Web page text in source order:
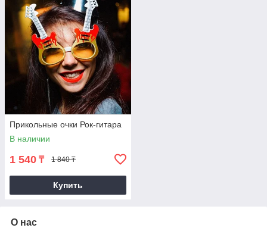
Прикольные очки Рок-гитара
В наличии
1 540 ₸ 1 840 ₸
Купить
О нас